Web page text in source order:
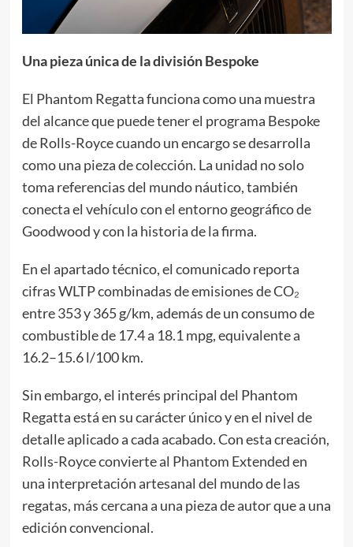
Una pieza única de la división Bespoke
El Phantom Regatta funciona como una muestra
del alcance que puede tener el programa Bespoke
de Rolls-Royce cuando un encargo se desarrolla
como una pieza de colección. La unidad no solo
toma referencias del mundo náutico, también
conecta el vehículo con el entorno geográfico de
Goodwood y con la historia de la firma.
En el apartado técnico, el comunicado reporta
cifras WLTP combinadas de emisiones de CO₂
entre 353 y 365 g/km, además de un consumo de
combustible de 17.4 a 18.1 mpg, equivalente a
16.2–15.6 l/100 km.
Sin embargo, el interés principal del Phantom
Regatta está en su carácter único y en el nivel de
detalle aplicado a cada acabado. Con esta creación,
Rolls-Royce convierte al Phantom Extended en
una interpretación artesanal del mundo de las
regatas, más cercana a una pieza de autor que a una
edición convencional.